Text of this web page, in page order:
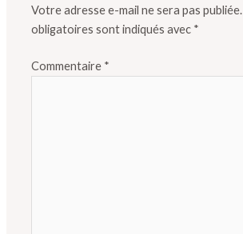
Votre adresse e-mail ne sera pas publiée.
obligatoires sont indiqués avec *
Commentaire *